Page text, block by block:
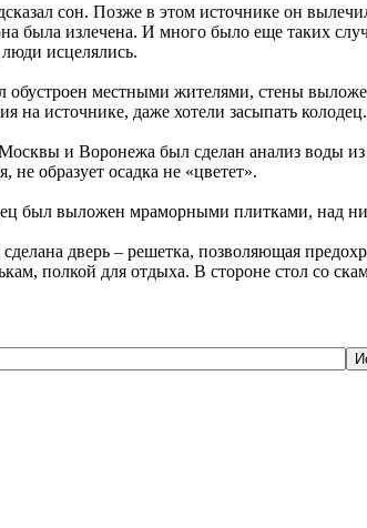
сон. Позже в этом источнике он
была излечена. И много было еще таких
исцелялись.
обустроен местными жителями, стены
на источнике, даже хотели засыпать колодец.
и Воронежа был сделан анализ воды
не образует осадка не «цветет».
был выложен мраморными плитками, над
дверь – решетка, позволяющая
полкой для отдыха. В стороне стол со